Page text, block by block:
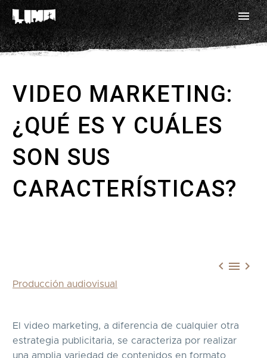
VIDEO MARKETING:
¿QUÉ ES Y CUÁLES
SON SUS
CARACTERÍSTICAS?
  
Producción audiovisual
El video marketing, a diferencia de cualquier otra
estrategia publicitaria, se caracteriza por realizar
una amplia variedad de contenidos en formato